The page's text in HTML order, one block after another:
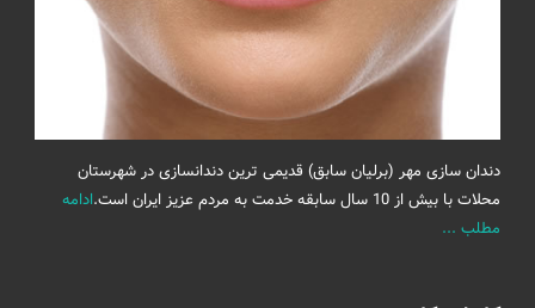
دندان سازی مهر (برلیان سابق) قدیمی ترین دندانسازی در شهرستان
محلات با بیش از 10 سال سابقه خدمت به مردم عزیز ایران است.
ادامه
مطلب ...